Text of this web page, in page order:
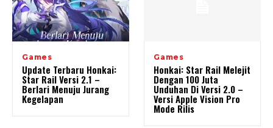
Games
Update Terbaru Honkai:
Star Rail Versi 2.1 –
Berlari Menuju Jurang
Kegelapan
Games
Honkai: Star Rail Melejit
Dengan 100 Juta
Unduhan Di Versi 2.0 –
Versi Apple Vision Pro
Mode Rilis